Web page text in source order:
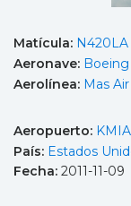
Matícula: N420LA
Aeronave: Boeing
Aerolínea: Mas Air
Aeropuerto:
País: Estados
Fecha: 2011-11-09